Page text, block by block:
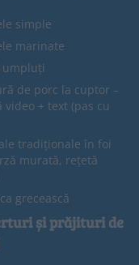
simple
marinate
umpluți
de porc la cuptor –
video + text (pas cu
tradiționale în foi
murată, rețetă
grecească
și prăjituri de